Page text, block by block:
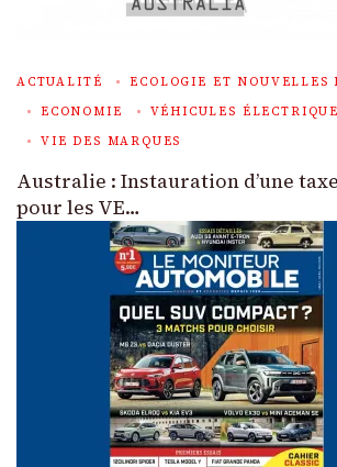
ACTUALITÉ
ECOLOGIE ET NOUVELLES
ECONOMIE
VÉHICULES
VIE DES MARQUES
Australie : Instauration d’une
pour les VE…